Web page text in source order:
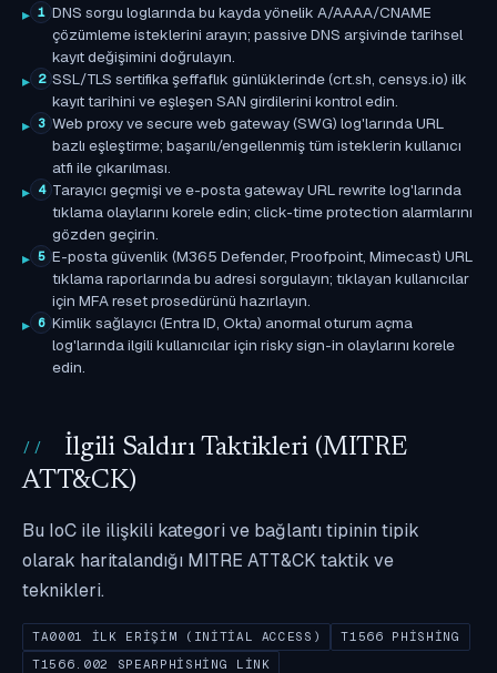
1 DNS sorgu loglarında bu kayda yönelik A/AAAA/CNAME
çözümleme isteklerini arayın; passive DNS arşivinde tarihsel
kayıt değişimini doğrulayın.
2 SSL/TLS sertifika şeffaflık günlüklerinde (crt.sh, censys.io) ilk
kayıt tarihini ve eşleşen SAN girdilerini kontrol edin.
3 Web proxy ve secure web gateway (SWG) log'larında URL
bazlı eşleştirme; başarılı/engellenmiş tüm isteklerin kullanıcı
atfı ile çıkarılması.
4 Tarayıcı geçmişi ve e-posta gateway URL rewrite log'larında
tıklama olaylarını korele edin; click-time protection alarmlarını
gözden geçirin.
5 E-posta güvenlik (M365 Defender, Proofpoint, Mimecast) URL
tıklama raporlarında bu adresi sorgulayın; tıklayan kullanıcılar
için MFA reset prosedürünü hazırlayın.
6 Kimlik sağlayıcı (Entra ID, Okta) anormal oturum açma
log'larında ilgili kullanıcılar için risky sign-in olaylarını korele
edin.
İlgili Saldırı Taktikleri (MITRE
ATT&CK)
Bu IoC ile ilişkili kategori ve bağlantı tipinin tipik
olarak haritalandığı MITRE ATT&CK taktik ve
teknikleri.
TA0001 İLK ERIŞIM (INITIAL ACCESS)
T1566 PHISHING
T1566.002 SPEARPHISHING LINK